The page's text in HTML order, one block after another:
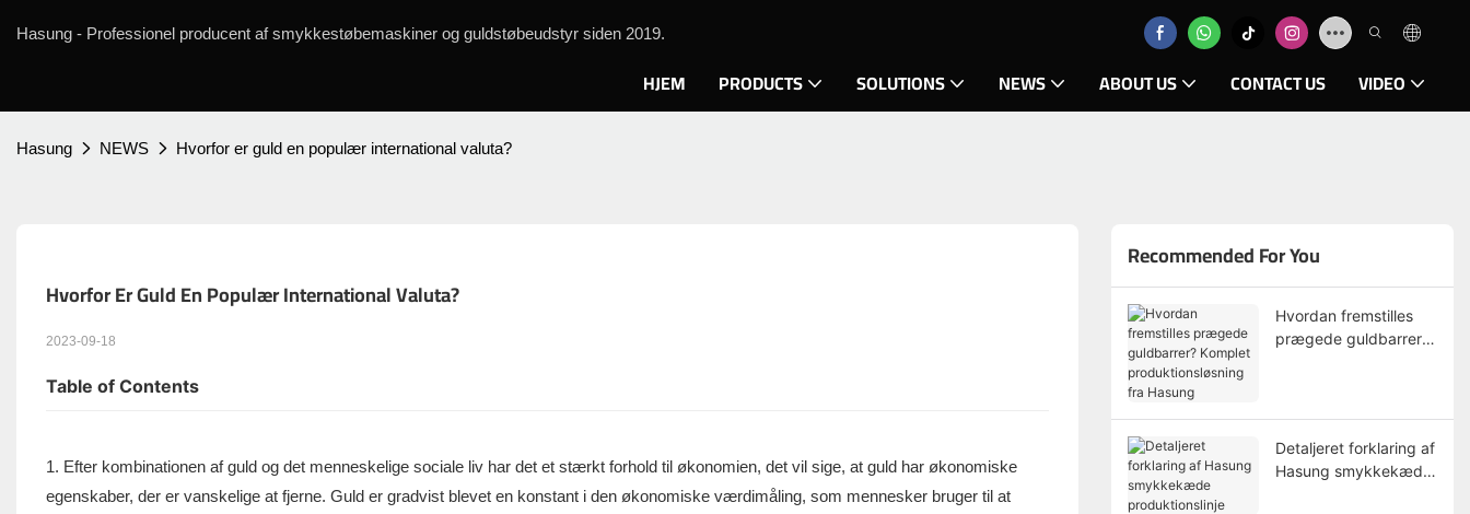
Hasung - Professionel producent af smykkestøbemaskiner og guldstøbeudstyr siden 2019.
HJEM PRODUCTS SOLUTIONS NEWS ABOUT US CONTACT US VIDEO
Hasung NEWS Hvorfor er guld en populær international valuta?
Hvorfor Er Guld En Populær International Valuta?
2023-09-18
Table of Contents
1. Efter kombinationen af ​​guld og det menneskelige sociale liv har det et stærkt forhold til økonomien, det vil sige, at guld har økonomiske
egenskaber, der er vanskelige at fjerne. Guld er gradvist blevet en konstant i den økonomiske værdimåling, som mennesker bruger til at
Recommended For You
Hvordan fremstilles
prægede guldbarrer?
Detaljeret forklaring af
Hasung smykkekæde